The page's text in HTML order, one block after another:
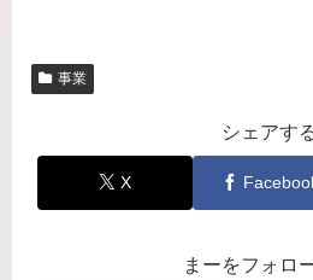
事業
シェアす
X
まーをフォロ